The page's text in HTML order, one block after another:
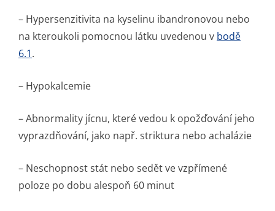
– Hypersenzitivita na kyselinu ibandronovou nebo
na kteroukoli pomocnou látku uvedenou v bodě
6.1.
– Hypokalcemie
– Abnormality jícnu, které vedou k opožďování jeho
vyprazdňování, jako např. striktura nebo achalázie
– Neschopnost stát nebo sedět ve vzpřímené
poloze po dobu alespoň 60 minut